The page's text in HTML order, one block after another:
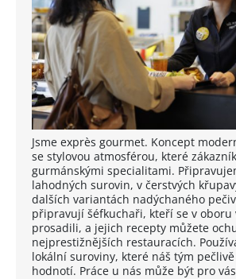
Jsme exprès gourmet. Koncept
se stylovou atmosférou, které
gurmánskými specialitami.
lahodných surovin, v čerstvých
dalších variantách nadýchaného
připravují šéfkuchaři, kteří se v oboru
prosadili, a jejich recepty můžete
nejprestižnějších restauracích.
lokální suroviny, které náš tým
hodnotí. Práce u nás může být pro